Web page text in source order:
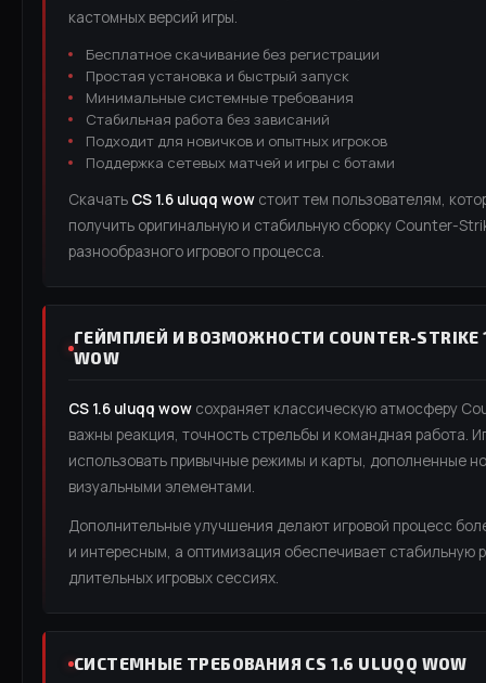
кастомных версий игры.
Бесплатное скачивание без регистрации
Простая установка и быстрый запуск
Минимальные системные требования
Стабильная работа без зависаний
Подходит для новичков и опытных игроков
Поддержка сетевых матчей и игры с ботами
Скачать CS 1.6 uluqq wow стоит тем пользователям,
получить оригинальную и стабильную сборку Counter-
разнообразного игрового процесса.
ГЕЙМПЛЕЙ И ВОЗМОЖНОСТИ COUNTER-STRIKE
WOW
CS 1.6 uluqq wow сохраняет классическую атмосферу
важны реакция, точность стрельбы и командная работа.
использовать привычные режимы и карты, дополненные
визуальными элементами.
Дополнительные улучшения делают игровой процесс
и интересным, а оптимизация обеспечивает стабильную
длительных игровых сессиях.
СИСТЕМНЫЕ ТРЕБОВАНИЯ CS 1.6 ULUQQ WOW